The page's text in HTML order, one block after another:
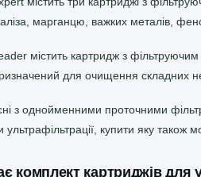
марганцю, важких металів,
містить картридж з
для очищення складних
з однойменними проточними
ультрафільтрації, купити яку також
комплект картриджів для